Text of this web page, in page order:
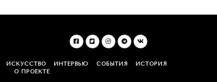
ИСКУССТВО ИНТЕРВЬЮ СОБЫТИЯ
ИСТОРИЯ
О ПРОЕКТЕ